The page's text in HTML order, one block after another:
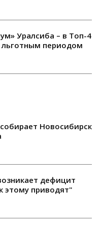
Уралсиба – в Топ-4
периодом
Новосибирск
дефицит
этому приводят"